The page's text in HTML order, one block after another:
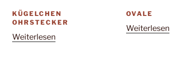
KÜGELCHEN
OHRSTECKER
Weiterlesen
OVALE
Weiterlesen